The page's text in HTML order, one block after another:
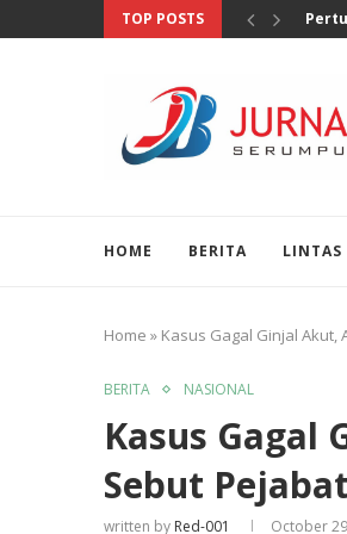
TOP POSTS
HOME BERITA LINTAS
Home » Kasus Gagal Ginjal Akut,
BERITA NASIONAL
Kasus Gagal
Sebut
written by Red-001 October